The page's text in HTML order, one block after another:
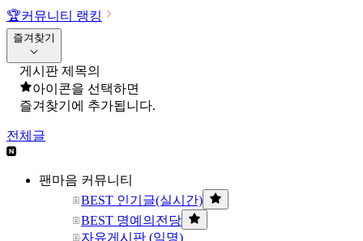
🏆커뮤니티 랭킹
즐겨찾기
게시판 제목의
아이콘을 선택하면
즐겨찾기에 추가됩니다.
전체글
팬마음 커뮤니티
BEST 인기글(실시간)
BEST 명예의전당
자유게시판 (익명)